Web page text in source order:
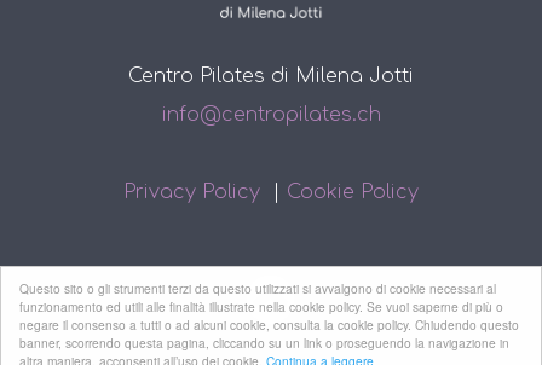
Questo sito o gli strumenti terzi da questo utilizzati si avvalgono di cookie necessari al
funzionamento ed utili alle finalità illustrate nella cookie policy. Se vuoi saperne di più o
negare il consenso a tutti o ad alcuni cookie, consulta la cookie policy. Chiudendo questo
banner, scorrendo questa pagina, cliccando su un link o proseguendo la navigazione in
altra maniera, acconsenti all’uso dei cookie. Continua a leggere
Centro Pilates di Milena Jotti
info@centropilates.ch
Privacy Policy Cookie Policy